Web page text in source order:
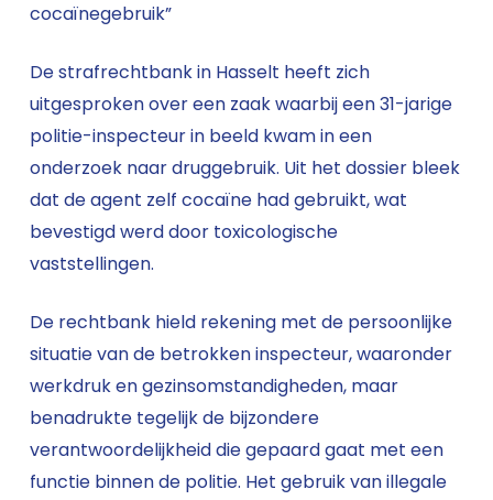
cocaïnegebruik”
De strafrechtbank in Hasselt heeft zich
uitgesproken over een zaak waarbij een 31-jarige
politie-inspecteur in beeld kwam in een
onderzoek naar druggebruik. Uit het dossier bleek
dat de agent zelf cocaïne had gebruikt, wat
bevestigd werd door toxicologische
vaststellingen.
De rechtbank hield rekening met de persoonlijke
situatie van de betrokken inspecteur, waaronder
werkdruk en gezinsomstandigheden, maar
benadrukte tegelijk de bijzondere
verantwoordelijkheid die gepaard gaat met een
functie binnen de politie. Het gebruik van illegale